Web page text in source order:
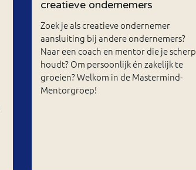
creatieve ondernemers
Zoek je als creatieve ondernemer
aansluiting bij andere ondernemers?
Naar een coach en mentor die je scherp
houdt? Om persoonlijk én zakelijk te
groeien? Welkom in de Mastermind-
Mentorgroep!